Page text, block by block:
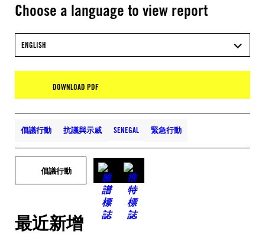
Choose a language to view report
ENGLISH
DOWNLOAD PDF
倡議行動 抗議與示威 SENEGAL 緊急行動
倡議行動
最近新增